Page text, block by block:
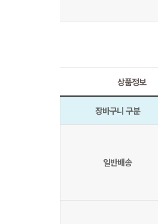
상품정보
장바구니 구분
일반배송